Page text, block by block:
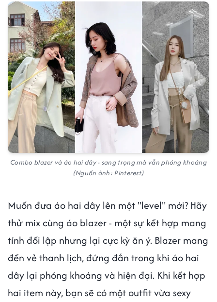
Combo blazer và áo hai dây - sang trọng mà vẫn phóng khoáng
(Nguồn ảnh: Pinterest)
Muốn đưa áo hai dây lên một "level" mới? Hãy
thử mix cùng áo blazer - một sự kết hợp mang
tính đối lập nhưng lại cực kỳ ăn ý. Blazer mang
đến vẻ thanh lịch, đứng đắn trong khi áo hai
dây lại phóng khoáng và hiện đại. Khi kết hợp
hai item này, bạn sẽ có một outfit vừa sexy